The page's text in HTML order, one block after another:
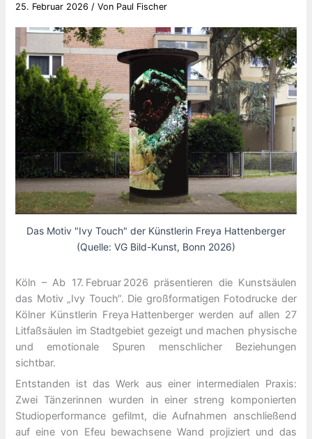
25. Februar 2026 / Von Paul Fischer
Das Motiv "Ivy Touch" der Künstlerin Freya Hattenberger
(Quelle: VG Bild-Kunst, Bonn 2026)
Köln – Ab 17. Februar 2026 präsentieren die Kunstsäulen
das Motiv „Ivy Touch“. Die großformatigen Fotodrucke der
Kölner Künstlerin Freya Hattenberger werden auf allen 27
Litfaßsäulen im Stadtgebiet gezeigt und machen physische
und emotionale Spuren menschlicher Beziehungen
sichtbar.
Entstanden ist das Werk aus einer intermedialen Praxis:
Zwei Tänzerinnen wurden in einer streng komponierten
Studioperformance gefilmt, die Aufnahmen anschließend
auf eine von Efeu bewachsene Wand projiziert und das